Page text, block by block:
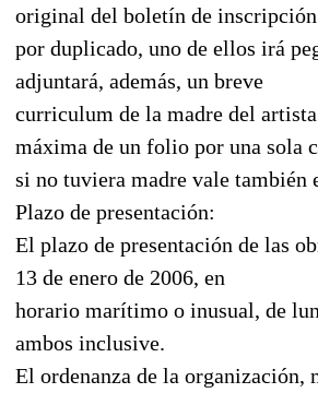
original del boletín de inscripción
por duplicado, uno de ellos irá
adjuntará, además, un breve
curriculum de la madre del
máxima de un folio por una sola
si no tuviera madre vale también
Plazo de presentación:
El plazo de presentación de las
13 de enero de 2006, en
horario marítimo o inusual, de
ambos inclusive.
El ordenanza de la organización,